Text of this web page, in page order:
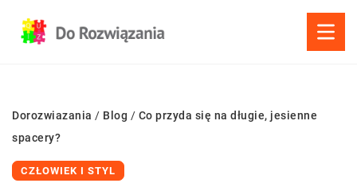
Dorozwiazania / Blog / Co przyda się na długie, jesienne
spacery?
CZŁOWIEK I STYL